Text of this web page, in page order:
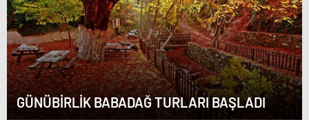
GÜNÜBİRLİK BABADAĞ TURLARI BAŞLADI